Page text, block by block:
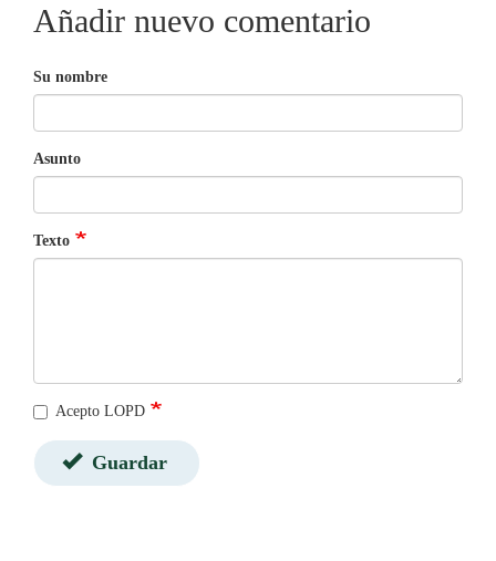
Añadir nuevo comentario
Su nombre
Asunto
Texto
Acepto LOPD
Guardar